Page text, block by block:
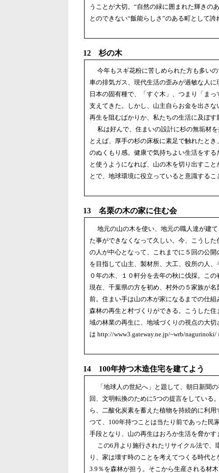
うことが大切。“自然の緑に囲まれた輝きの
とのできない“飯能らしさ”のある町として
12 杉の木
今年もスギ花粉に苦しめられた方も多い
車の排気ガス、現代生活の歪みが過敏な人
日本の固有種で、「すぐ木」、つまり「ま
支えてきた。しかし、山主自らお金を出さ
再生を阻むばかりか、私たちの生活に及ぼ
私は好んで、住まいの設計に杉の無垢材
とえば、厚手の杉の床板に素足で触れたと
のぬくもり感。健康で気持ちよい生活をす
と使うようになれば、山の木を切り出すこ
とで、地球環境に役立っていると意識する
13 名栗の木の家に住む会
地元の山の木を使い、地元の職人達が建
た事ができなくなって久しい。今、こうし
の人が中心となって、これまでに５回の公
を目指して山主、製材所、大工、役所の人
０年の木、１０軒分を去年の秋に伐採。こ
現在、千葉県の方を初め、村外の５家族が
前。住まい手は山の木が家になるまでの仕
森林の再生と村づくりができる。こうした
域の林業の再生に、地域づくりの視点の大
は http://www3.gateway.ne.jp/~wrb/
14 100年持つ木造住宅を建てよう
「地球人の世紀へ」と題して、朝日新聞
回、文明転換のために5つの提言をしている
ら、二酸化炭素を蓄えた植物を持続的に利用
つて、100年持つことは当たり前であった民
手段となり、山の再生はおろか生活を脅か
この6月より施行されたリサイクル法で、
り、家は壊す時のことを考えてつくる時代
3.9％を森林が担う。そこから生産される材